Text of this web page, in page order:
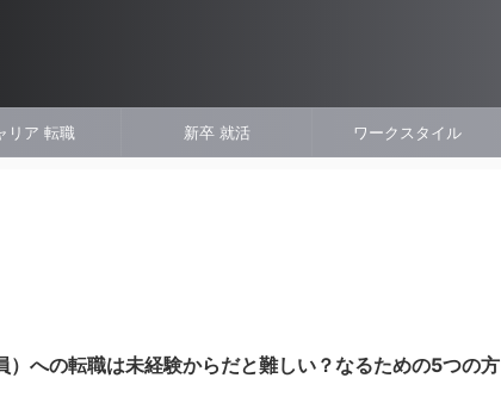
リア 転職 新卒 就活 ワークスタイル
）への転職は未経験からだと難しい？なるための5つの方